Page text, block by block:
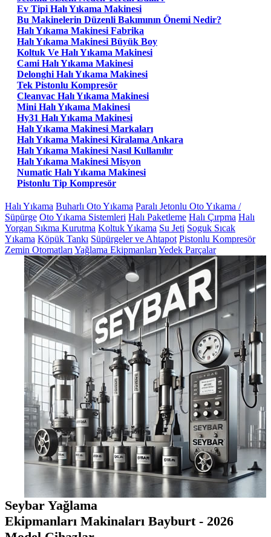
Ev Tipi Halı Yıkama Makinesi
Bu Makinelerin Düzenli Bakımının Önemi Nedir?
Halı Yıkama Makinesi Fabrika
Halı Yıkama Makinesi Büyük Boy
Koltuk Ve Halı Yıkama Makinesi
Cami Halı Yıkama Makinesi
Delonghi Halı Yıkama Makinesi
Tek Pistonlu Kompresör
Cleanvac Halı Yıkama Makinesi
Mini Halı Yıkama Makinesi
Hy31 Halı Yıkama Makinesi
Halı Yıkama Makinesi Markaları
Halı Yıkama Makinesi Kiralama Ankara
Halı Yıkama Makinesi Nasıl Kullanılır
Halı Yıkama Makinesi Misyon
Numatic Halı Yıkama Makinesi
Pistonlu Tip Kompresör
Halı Yıkama Buharlı Oto Yıkama Paralı Jetonlu Oto Yıkama /
Süpürge Oto Yıkama Sistemleri Halı Paketleme Halı Çırpma Halı
Yorgan Sıkma Kurutma Koltuk Yıkama Su Jeti Soguk Sıcak
Yıkama Köpük Tankı Süpürgeler ve Ahtapot Pistonlu Kompresör
Zemin Otomatları Yağlama Ekipmanları Yedek Parçalar
Seybar Yağlama
Ekipmanları Makinaları Bayburt - 2026